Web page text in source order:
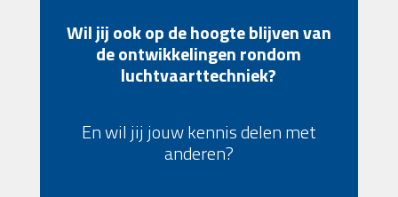
Wil jij ook op de hoogte blijven van
de ontwikkelingen rondom
luchtvaarttechniek?
En wil jij jouw kennis delen met
anderen?